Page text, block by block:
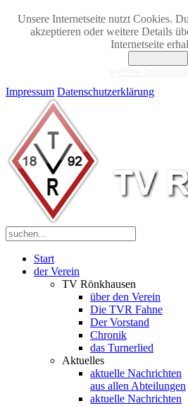
Unsere Internetseite nutzt Cookies.
akzeptieren oder weitere Details
Internetseite
Impressum Datenschutzerklärung
Start
der Verein
TV Rönkhausen
über den Verein
Die TVR Fahne
Der Vorstand
Chronik
das Turnerlied
Aktuelles
aktuelle Nachrichten
aus allen Abteilungen
aktuelle Nachrichten